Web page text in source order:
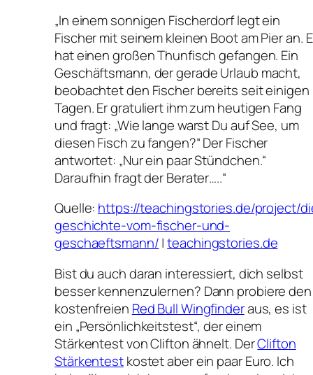
„In einem sonnigen Fischerdorf legt ein
Fischer mit seinem kleinen Boot am Pier an.
hat einen großen Thunfisch gefangen. Ein
Geschäftsmann, der gerade Urlaub macht,
beobachtet den Fischer bereits seit einigen
Tagen. Er gratuliert ihm zum heutigen Fang
und fragt: „Wie lange warst Du auf See, um
diesen Fisch zu fangen?“ Der Fischer
antwortet: „Nur ein paar Stündchen.“
Daraufhin fragt der Berater…..“
Quelle: https://teachingstories.de/project/
geschichte-vom-fischer-und-
geschaeftsmann/|teachingstories.de
Bist du auch daran interessiert, dich selbst
besser kennenzulernen? Dann probiere den
kostenfreien Red Bull Wingfinderaus, es ist
ein „Persönlichkeitstest“, der einem
Stärkentest von Clifton ähnelt. DerClifton
Stärkentestkostet aber ein paar Euro. Ich